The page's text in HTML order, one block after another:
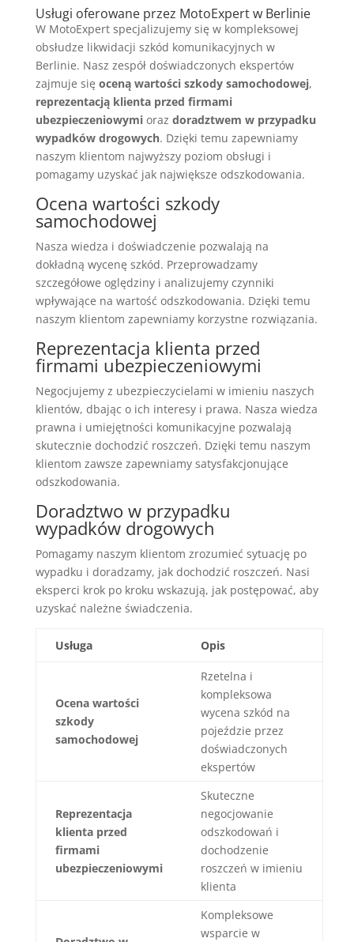
Usługi oferowane przez MotoExpert w Berlinie
W MotoExpert specjalizujemy się w kompleksowej
obsłudze likwidacji szkód komunikacyjnych w
Berlinie. Nasz zespół doświadczonych ekspertów
zajmuje się oceną wartości szkody samochodowej,
reprezentacją klienta przed firmami
ubezpieczeniowymioraz doradztwem w przypadku
wypadków drogowych. Dzięki temu zapewniamy
naszym klientom najwyższy poziom obsługi i
pomagamy uzyskać jak największe odszkodowania.
Ocena wartości szkody
samochodowej
Nasza wiedza i doświadczenie pozwalają na
dokładną wycenę szkód. Przeprowadzamy
szczegółowe oględziny i analizujemy czynniki
wpływające na wartość odszkodowania. Dzięki temu
naszym klientom zapewniamy korzystne rozwiązania.
Reprezentacja klienta przed
firmami ubezpieczeniowymi
Negocjujemy z ubezpieczycielami w imieniu naszych
klientów, dbając o ich interesy i prawa. Nasza wiedza
prawna i umiejętności komunikacyjne pozwalają
skutecznie dochodzić roszczeń. Dzięki temu naszym
klientom zawsze zapewniamy satysfakcjonujące
odszkodowania.
Doradztwo w przypadku
wypadków drogowych
Pomagamy naszym klientom zrozumieć sytuację po
wypadku i doradzamy, jak dochodzić roszczeń. Nasi
eksperci krok po kroku wskazują, jak postępować, aby
uzyskać należne świadczenia.
Usługa Opis
Ocena wartości
szkody
samochodowej
Rzetelna i
kompleksowa
wycena szkód na
pojeździe przez
doświadczonych
ekspertów
Reprezentacja
klienta przed
firmami
ubezpieczeniowymi
Skuteczne
negocjowanie
odszkodowań i
dochodzenie
roszczeń w imieniu
klienta
Kompleksowe
wsparcie w